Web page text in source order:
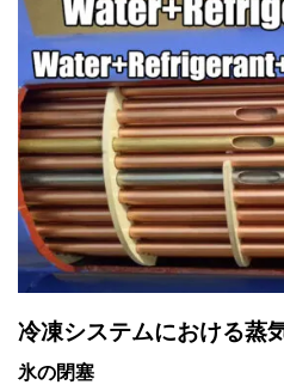
冷凍システムにおける蒸
氷の閉塞